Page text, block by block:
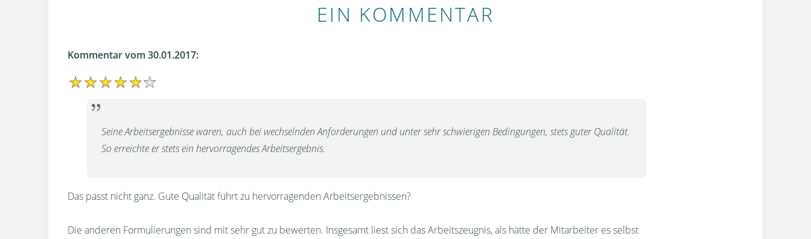
EIN KOMMENTAR
Kommentar vom 30.01.2017:
Seine Arbeitsergebnisse waren, auch bei wechselnden Anforderungen und unter sehr schwierigen Bedingungen, stets guter Qualität.
So erreichte er stets ein hervorragendes Arbeitsergebnis.
Das passt nicht ganz. Gute Qualität führt zu hervorragenden Arbeitsergebnissen?
Die anderen Formulierungen sind mit sehr gut zu bewerten. Insgesamt liest sich das Arbeitszeugnis, als hätte der Mitarbeiter es selbst